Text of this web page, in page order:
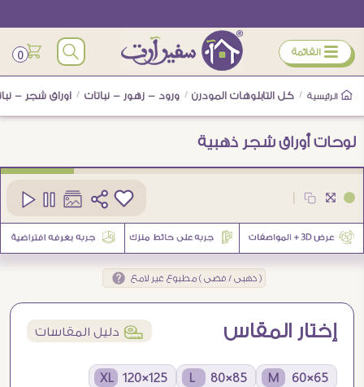
ÿ القائمة 0
الرئيسية / كل التابلوهات المودرن / ورود - زهور - نباتات / اوراق شجر -
لوحات أوراق شجر ذهبية
( ذهبى / فضى ) مطبوع غير لامع
إختار المقاس í دليل المقاسات
65×60 M
85×80 L
125×120 XL